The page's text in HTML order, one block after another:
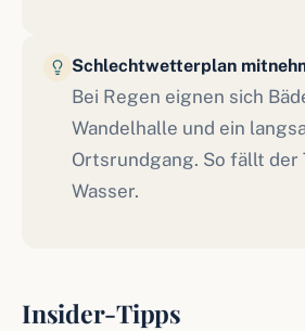
Schlechtwetterplan
Bei Regen eignen sich
Wandelhalle und ein
Ortsrundgang. So fällt der
Wasser.
Insider-Tipps